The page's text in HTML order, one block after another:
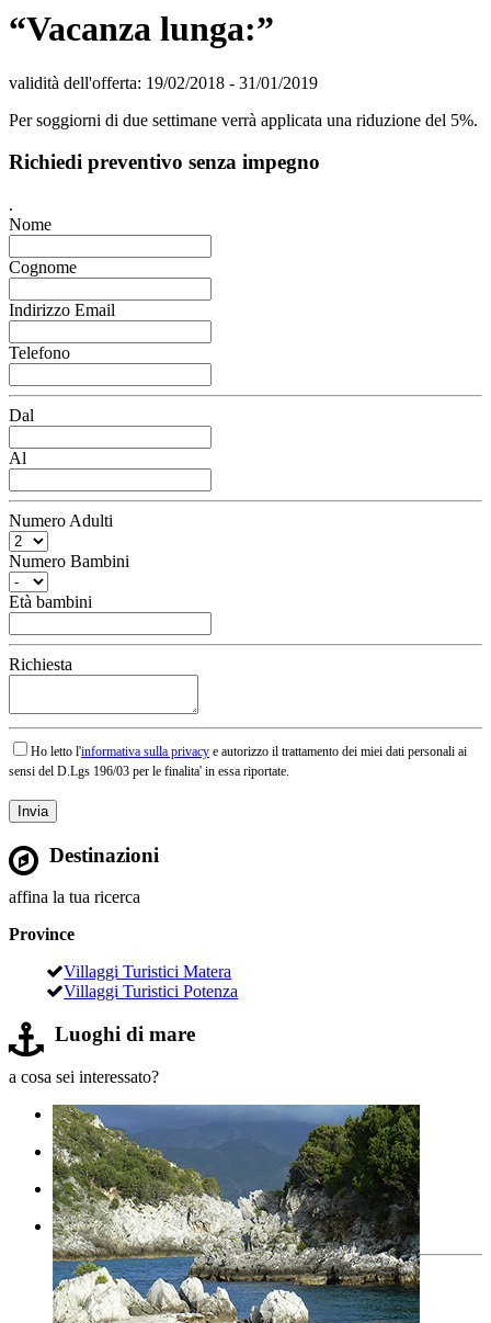
“Vacanza lunga:”
validità dell'offerta: 19/02/2018 - 31/01/2019
Per soggiorni di due settimane verrà applicata una riduzione del 5%.
Richiedi preventivo senza impegno
.
Nome
Cognome
Indirizzo Email
Telefono
Dal
Al
Numero Adulti
Numero Bambini
Età bambini
Richiesta
Ho letto l'informativa sulla privacy e autorizzo il trattamento dei miei dati personali ai
sensi del D.Lgs 196/03 per le finalita' in essa riportate.
Destinazioni
affina la tua ricerca
Province
Villaggi Turistici Matera
Villaggi Turistici Potenza
Luoghi di mare
a cosa sei interessato?